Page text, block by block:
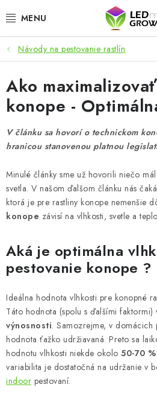
na
AKCIE
LED OSVETLENIE PRE RASTLINY
PESTOVATEĽSKÉ POTREBY
PRE AKVÁRIA
MICROGREENS
SMART GARDEN
Hodnotenie obchodu O nákupu
Obchodné podmienky
Predávané
Návody na pestovanie rastlín
Ako
konope -
V článku sa hovorí o technickom
hranicou stanovenou platnou
Minulé články sme už hovorili niečo
svetla. V našom ďalšom článku nás čaká
ktorá je pre rastliny konope nemenšie
konope závisí na vlhkosti, svetle a
Aká je optimálna
pestovanie konope ?
Ideálna hodnota vlhkosti pre konopné
Táto hodnota (spolu s ďalšími faktormi)
výnosnosti. Samozrejme, v
hodnota ťažko udržiavaná. Preto sa
hodnotu vlhkosti niekde okolo 50-70 %
variabilita je dostatočná na udržanie v
indoor pestovaní.